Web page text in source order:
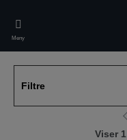
main
content
Meny
Filtre
Viser